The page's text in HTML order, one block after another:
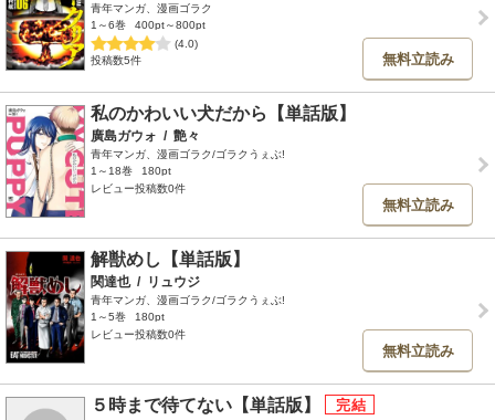
青年マンガ、漫画ゴラク
1～6巻
400pt～800pt
(4.0)
投稿数5件
無料立読み
私のかわいい犬だから【単話版】
廣島ガウォ / 艶々
青年マンガ、漫画ゴラク/ゴラクうぇぶ!
1～18巻
180pt
レビュー投稿数0件
無料立読み
解獣めし【単話版】
関達也 / リュウジ
青年マンガ、漫画ゴラク/ゴラクうぇぶ!
1～5巻
180pt
レビュー投稿数0件
無料立読み
５時まで待てない【単話版】